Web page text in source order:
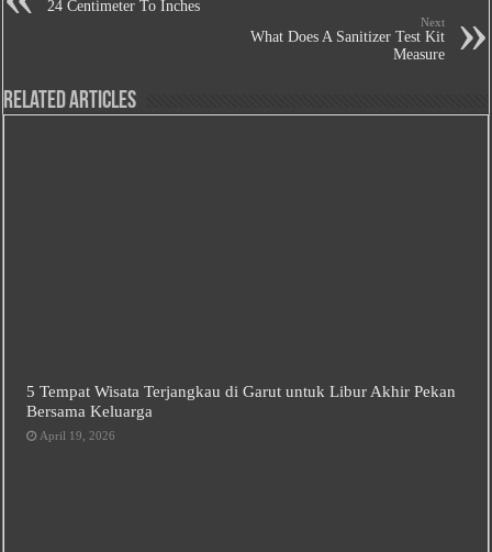
24 Centimeter To Inches
Next
What Does A Sanitizer Test Kit
Measure
Related Articles
5 Tempat Wisata Terjangkau di Garut untuk Libur Akhir Pekan
Bersama Keluarga
April 19, 2026